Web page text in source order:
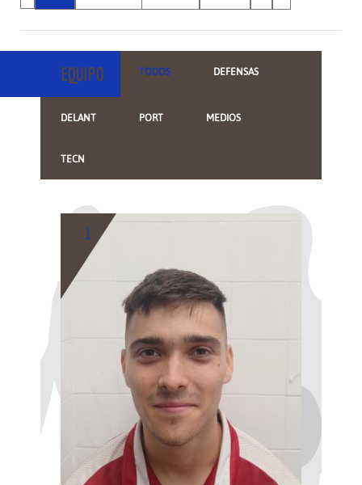
EQUIPO TODOS DEFENSAS
DELANT PORT MEDIOS
TECN
1